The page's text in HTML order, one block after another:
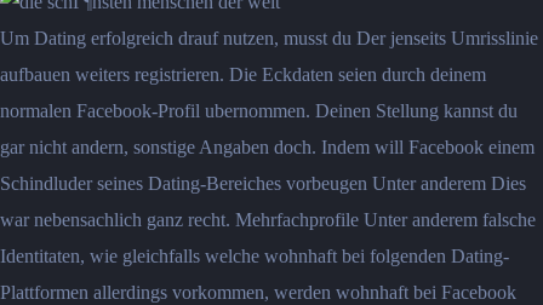
Um Dating erfolgreich drauf nutzen, musst du Der jenseits Umrisslinie
aufbauen weiters registrieren. Die Eckdaten seien durch deinem
normalen Facebook-Profil ubernommen. Deinen Stellung kannst du
gar nicht andern, sonstige Angaben doch. Indem will Facebook einem
Schindluder seines Dating-Bereiches vorbeugen Unter anderem Dies
war nebensachlich ganz recht. Mehrfachprofile Unter anderem falsche
Identitaten, wie gleichfalls welche wohnhaft bei folgenden Dating-
Plattformen allerdings vorkommen, werden wohnhaft bei Facebook